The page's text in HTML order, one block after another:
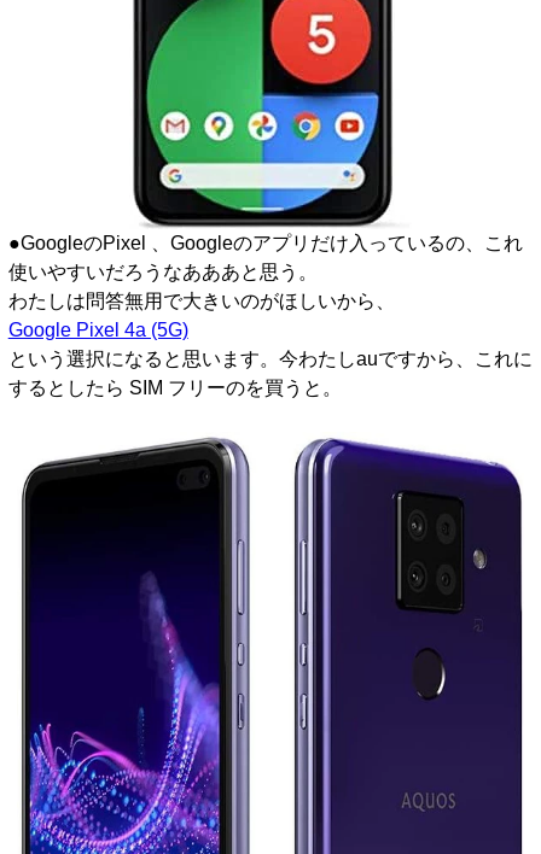
●GoogleのPixel 、Googleのアプリだけ入っているの、これ
使いやすいだろうなあああと思う。
わたしは問答無用で大きいのがほしいから、
Google Pixel 4a (5G)
という選択になると思います。今わたしauですから、これに
するとしたら SIM フリーのを買うと。